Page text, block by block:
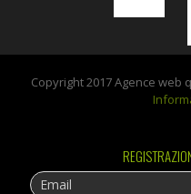
Copyright 2017 Agence web